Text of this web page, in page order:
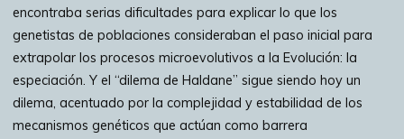
encontraba serias dificultades para explicar lo que los
genetistas de poblaciones consideraban el paso inicial para
extrapolar los procesos microevolutivos a la Evolución: la
especiación. Y el “dilema de Haldane” sigue siendo hoy un
dilema, acentuado por la complejidad y estabilidad de los
mecanismos genéticos que actúan como barrera